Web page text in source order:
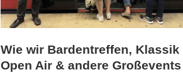
Wie wir Bardentreffen, Klassik
Open Air & andere Großevents